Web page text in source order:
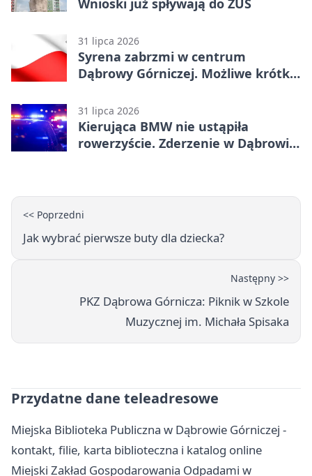
Wnioski już spływają do ZUS
31 lipca 2026
Syrena zabrzmi w centrum
Dąbrowy Górniczej. Możliwe krótkie
31 lipca 2026
Kierująca BMW nie ustąpiła
rowerzyście. Zderzenie w Dąbrowie
<< Poprzedni
Jak wybrać pierwsze buty dla dziecka?
Następny >>
PKZ Dąbrowa Górnicza: Piknik w Szkole
Muzycznej im. Michała Spisaka
Przydatne dane teleadresowe
Miejska Biblioteka Publiczna w Dąbrowie Górniczej -
kontakt, filie, karta biblioteczna i katalog online
Miejski Zakład Gospodarowania Odpadami w